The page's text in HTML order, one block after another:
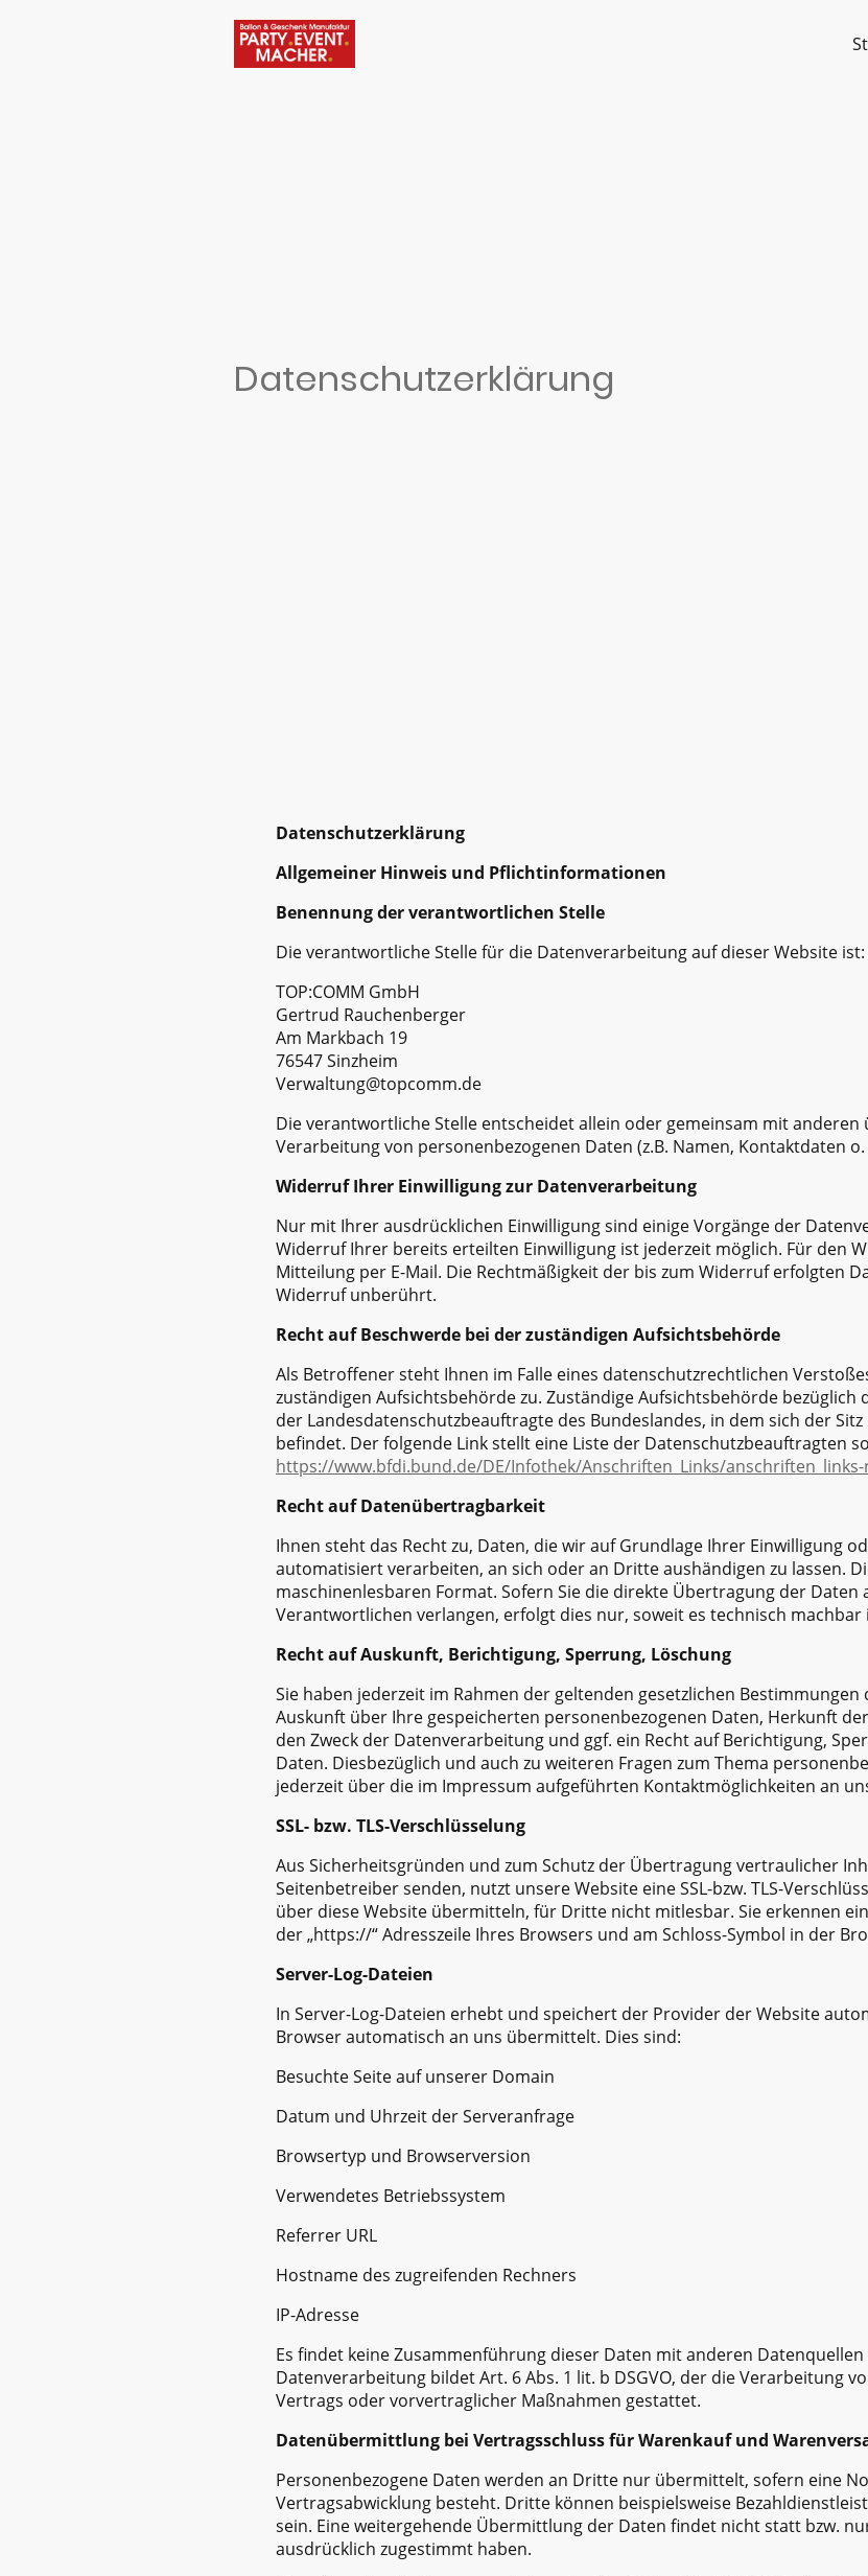
Datenschutzerklärung
Datenschutzerklärung
Allgemeiner Hinweis und Pflichtinformationen
Benennung der verantwortlichen Stelle
Die verantwortliche Stelle für die Datenverarbeitung auf dieser Website ist:
TOP:COMM GmbH
Gertrud Rauchenberger
Am Markbach 19
76547 Sinzheim
Verwaltung@topcomm.de
Die verantwortliche Stelle entscheidet allein oder gemeinsam mit anderen
Verarbeitung von personenbezogenen Daten (z.B. Namen, Kontaktdaten o.
Widerruf Ihrer Einwilligung zur Datenverarbeitung
Nur mit Ihrer ausdrücklichen Einwilligung sind einige Vorgänge der
Widerruf Ihrer bereits erteilten Einwilligung ist jederzeit möglich. Für den
Mitteilung per E-Mail. Die Rechtmäßigkeit der bis zum Widerruf erfolgten
Widerruf unberührt.
Recht auf Beschwerde bei der zuständigen Aufsichtsbehörde
Als Betroffener steht Ihnen im Falle eines datenschutzrechtlichen
zuständigen Aufsichtsbehörde zu. Zuständige Aufsichtsbehörde
der Landesdatenschutzbeauftragte des Bundeslandes, in dem sich der
befindet. Der folgende Link stellt eine Liste der Datenschutzbeauftragten
https://www.bfdi.bund.de/DE/Infothek/Anschriften_Links/
Recht auf Datenübertragbarkeit
Ihnen steht das Recht zu, Daten, die wir auf Grundlage Ihrer Einwilligung
automatisiert verarbeiten, an sich oder an Dritte aushändigen zu lassen.
maschinenlesbaren Format. Sofern Sie die direkte Übertragung der Daten
Verantwortlichen verlangen, erfolgt dies nur, soweit es technisch machbar
Recht auf Auskunft, Berichtigung, Sperrung, Löschung
Sie haben jederzeit im Rahmen der geltenden gesetzlichen
Auskunft über Ihre gespeicherten personenbezogenen Daten, Herkunft
den Zweck der Datenverarbeitung und ggf. ein Recht auf Berichtigung,
Daten. Diesbezüglich und auch zu weiteren Fragen zum Thema
jederzeit über die im Impressum aufgeführten Kontaktmöglichkeiten an
SSL- bzw. TLS-Verschlüsselung
Aus Sicherheitsgründen und zum Schutz der Übertragung vertraulicher
Seitenbetreiber senden, nutzt unsere Website eine SSL-bzw. TLS-
über diese Website übermitteln, für Dritte nicht mitlesbar. Sie erkennen
der „https://“ Adresszeile Ihres Browsers und am Schloss-Symbol in der
Server-Log-Dateien
In Server-Log-Dateien erhebt und speichert der Provider der Website
Browser automatisch an uns übermittelt. Dies sind:
Besuchte Seite auf unserer Domain
Datum und Uhrzeit der Serveranfrage
Browsertyp und Browserversion
Verwendetes Betriebssystem
Referrer URL
Hostname des zugreifenden Rechners
IP-Adresse
Es findet keine Zusammenführung dieser Daten mit anderen
Datenverarbeitung bildet Art. 6 Abs. 1 lit. b DSGVO, der die Verarbeitung
Vertrags oder vorvertraglicher Maßnahmen gestattet.
Datenübermittlung bei Vertragsschluss für Warenkauf und
Personenbezogene Daten werden an Dritte nur übermittelt, sofern eine
Vertragsabwicklung besteht. Dritte können beispielsweise
sein. Eine weitergehende Übermittlung der Daten findet nicht statt bzw.
ausdrücklich zugestimmt haben.